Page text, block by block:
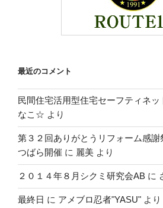
最近のコメント
民間住宅活用型住宅セーフティネッ
なこ☆ より
第３２回ありがとうリフォーム感
つばら開催 に 麗美 より
２０１４年８月シクミ研究会AB に
最終日 に アメブロ忍者"YASU" より